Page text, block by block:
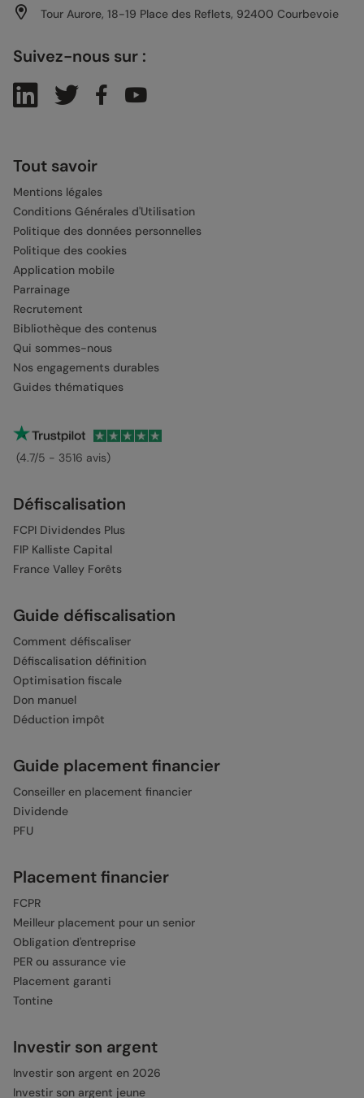
Tour Aurore, 18-19 Place des Reflets, 92400 Courbevoie
Suivez-nous sur :
Tout savoir
Mentions légales
Conditions Générales d'Utilisation
Politique des données personnelles
Politique des cookies
Application mobile
Parrainage
Recrutement
Bibliothèque des contenus
Qui sommes-nous
Nos engagements durables
Guides thématiques
(4.7/5 - 3516 avis)
Défiscalisation
FCPI Dividendes Plus
FIP Kalliste Capital
France Valley Forêts
Guide défiscalisation
Comment défiscaliser
Défiscalisation définition
Optimisation fiscale
Don manuel
Déduction impôt
Guide placement financier
Conseiller en placement financier
Dividende
PFU
Placement financier
FCPR
Meilleur placement pour un senior
Obligation d'entreprise
PER ou assurance vie
Placement garanti
Tontine
Investir son argent
Investir son argent en 2026
Investir son argent jeune